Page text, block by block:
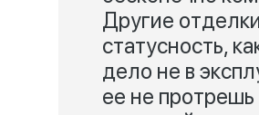
Другие
статусность,
дело не в
ее не